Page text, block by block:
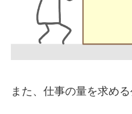
また、仕事の量を求め